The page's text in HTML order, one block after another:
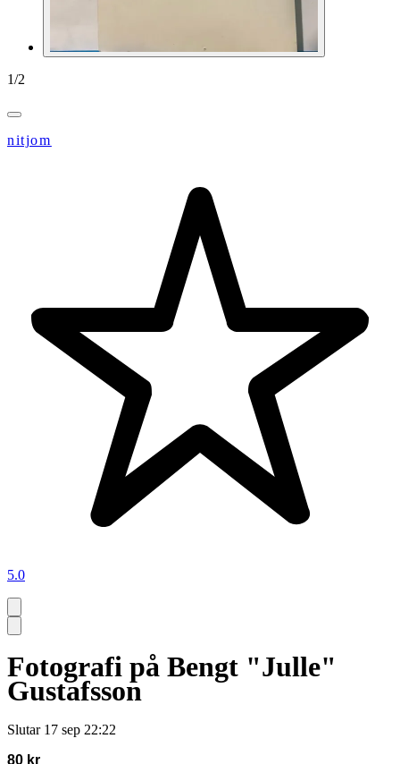
1/2
nitjom
5.0
Fotografi på Bengt "Julle"
Gustafsson
Slutar 17 sep 22:22
80 kr